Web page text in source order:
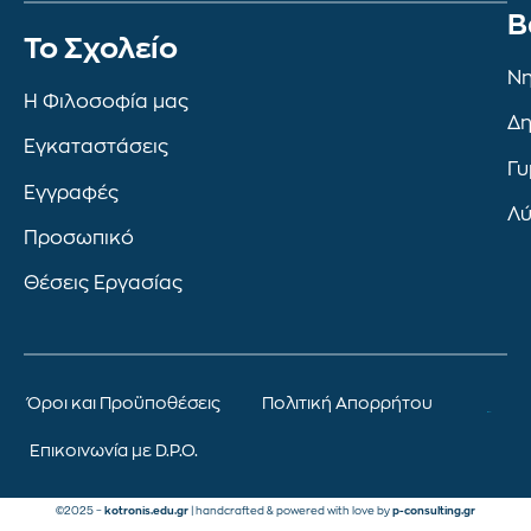
To Σχολείο
Η Φιλοσοφία μας
Εγκαταστάσεις
Εγγραφές
Προσωπικό
Θέσεις Εργασίας
Όροι και Προϋποθέσεις Πολιτική Απορρήτου
Επικοινωνία με D.P.O.
©2025 – kotronis.edu.gr | handcrafted & powered with love by p-consulting.gr